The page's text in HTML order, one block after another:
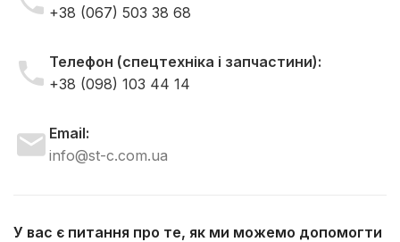
+38 (067) 503 38 68
Телефон (спецтехніка і запчастини):
+38 (098) 103 44 14
Email:
info@st-c.com.ua
У вас є питання про те, як ми можемо допомогти